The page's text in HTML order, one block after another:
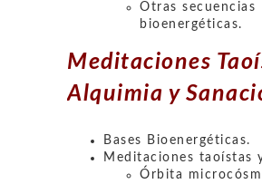
Otras secuencias
bioenergéticas.
Meditaciones
Alquimia y
Bases Bioenergéticas.
Meditaciones taoístas
Órbita